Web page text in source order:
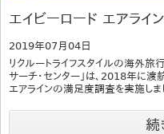
エイビーロード エアラ
2019年07月04日
リクルートライフスタイルの海外旅
サーチ・センター」は、2018年に
エアラインの満足度調査を実施し
続